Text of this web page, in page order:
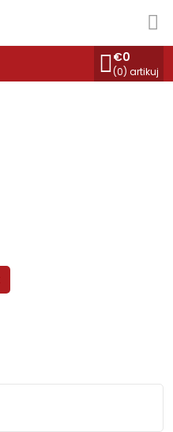
€0
(0) artikuj